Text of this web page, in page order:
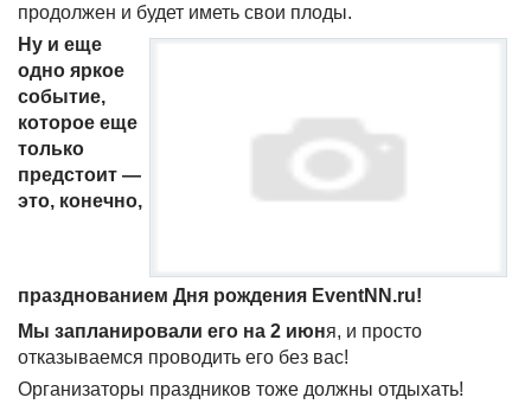
продолжен и будет иметь свои плоды.
Ну и еще
одно яркое
событие,
которое еще
только
предстоит —
это, конечно,
празднованием Дня рождения EventNN.ru!
Мы запланировали его на 2 июня, и просто
отказываемся проводить его без вас!
Организаторы праздников тоже должны отдыхать!